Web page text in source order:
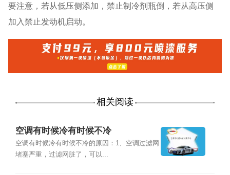
要注意，若从低压侧添加，禁止制冷剂瓶倒，若从高压侧
加入禁止发动机启动。
相关阅读
空调有时候冷有时候不冷
空调有时候冷有时候不冷的原因：1、空调过滤网
堵塞严重，过滤网脏了，可以...